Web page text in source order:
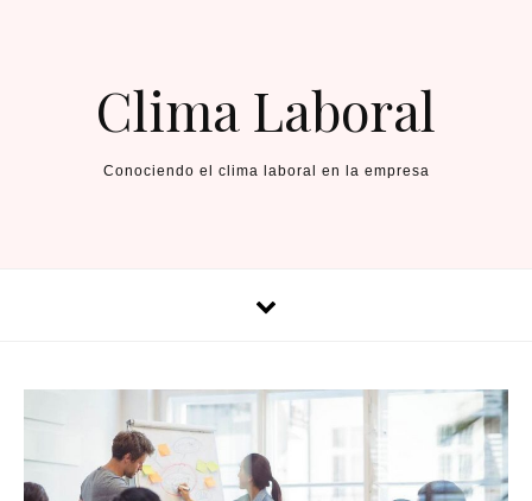
Clima Laboral
Conociendo el clima laboral en la empresa